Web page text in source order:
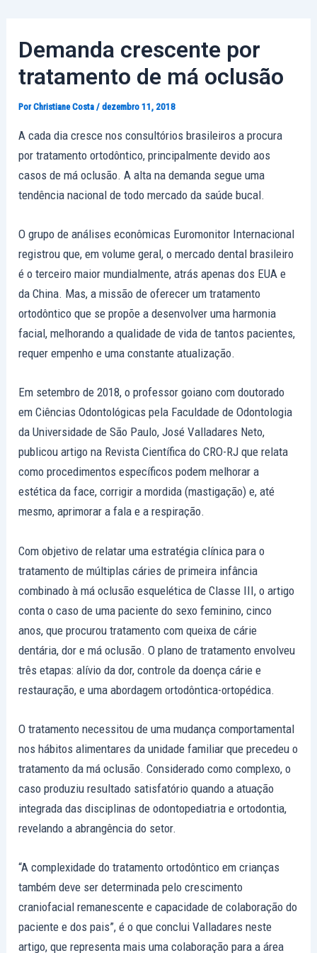
conteúdo
Demanda crescente por
tratamento de má oclusão
PorChristiane Costa/dezembro 11, 2018
A cada dia cresce nos consultórios brasileiros a procura
por tratamento ortodôntico, principalmente devido aos
casos de má oclusão. A alta na demanda segue uma
tendência nacional de todo mercado da saúde bucal.
O grupo de análises econômicas Euromonitor Internacional
registrou que, em volume geral, o mercado dental brasileiro
é o terceiro maior mundialmente, atrás apenas dos EUA e
da China. Mas, a missão de oferecer um tratamento
ortodôntico que se propõe a desenvolver uma harmonia
facial, melhorando a qualidade de vida de tantos pacientes,
requer empenho e uma constante atualização.
Em setembro de 2018, o professor goiano com doutorado
em Ciências Odontológicas pela Faculdade de Odontologia
da Universidade de São Paulo, José Valladares Neto,
publicou artigo na Revista Científica do CRO-RJ que relata
como procedimentos específicos podem melhorar a
estética da face, corrigir a mordida (mastigação) e, até
mesmo, aprimorar a fala e a respiração.
Com objetivo de relatar uma estratégia clínica para o
tratamento de múltiplas cáries de primeira infância
combinado à má oclusão esquelética de Classe III, o artigo
conta o caso de uma paciente do sexo feminino, cinco
anos, que procurou tratamento com queixa de cárie
dentária, dor e má oclusão. O plano de tratamento envolveu
três etapas: alívio da dor, controle da doença cárie e
restauração, e uma abordagem ortodôntica-ortopédica.
O tratamento necessitou de uma mudança comportamental
nos hábitos alimentares da unidade familiar que precedeu o
tratamento da má oclusão. Considerado como complexo, o
caso produziu resultado satisfatório quando a atuação
integrada das disciplinas de odontopediatria e ortodontia,
revelando a abrangência do setor.
“A complexidade do tratamento ortodôntico em crianças
também deve ser determinada pelo crescimento
craniofacial remanescente e capacidade de colaboração do
paciente e dos pais”, é o que conclui Valladares neste
artigo, que representa mais uma colaboração para a área